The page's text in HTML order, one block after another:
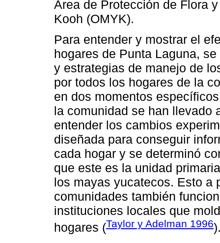
Área de Protección de Flora
Kooh (OMYK).
Para entender y mostrar el
hogares de Punta Laguna,
y estrategias de manejo de
por todos los hogares de la
en dos momentos
la comunidad se han llevado
entender los cambios
diseñada para conseguir
cada hogar y se determinó
que este es la unidad
los mayas yucatecos. Esto a
comunidades también
instituciones locales que
hogares (Taylor y Adelman 1996